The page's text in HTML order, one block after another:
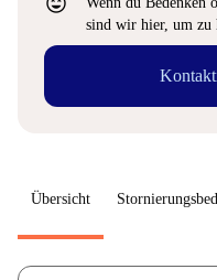
sind wir hier, um zu
Übersicht